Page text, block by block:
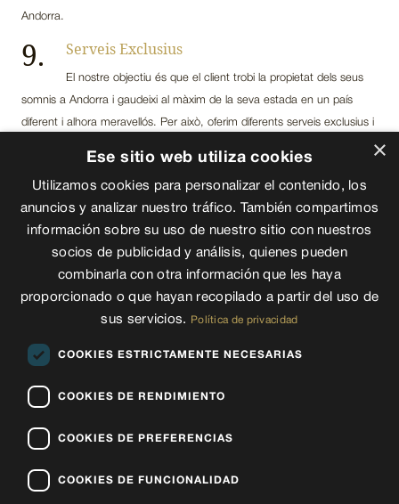
Andorra.
9. Serveis Exclusius
El nostre objectiu és que el client trobi la propietat dels seus
somnis a Andorra i gaudeixi al màxim de la seva estada en un país
diferent i alhora meravellós. Per això, oferim diferents serveis exclusius i
×
Ese sitio web utiliza cookies
Utilizamos cookies para personalizar el contenido, los
anuncios y analizar nuestro tráfico. También compartimos
información sobre su uso de nuestro sitio con nuestros
socios de publicidad y análisis, quienes pueden
combinarla con otra información que les haya
proporcionado o que hayan recopilado a partir del uso de
sus servicios.
Política de privacidad
COOKIES ESTRICTAMENTE NECESARIAS
COOKIES DE RENDIMIENTO
COOKIES DE PREFERENCIAS
COOKIES DE FUNCIONALIDAD